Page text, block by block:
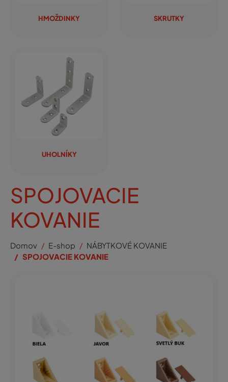
HMOŽDINKY SKRUTKY
UHOLNÍKY
SPOJOVACIE
KOVANIE
Domov E-shop
NÁBYTKOVÉ KOVANIE
SPOJOVACIE KOVANIE